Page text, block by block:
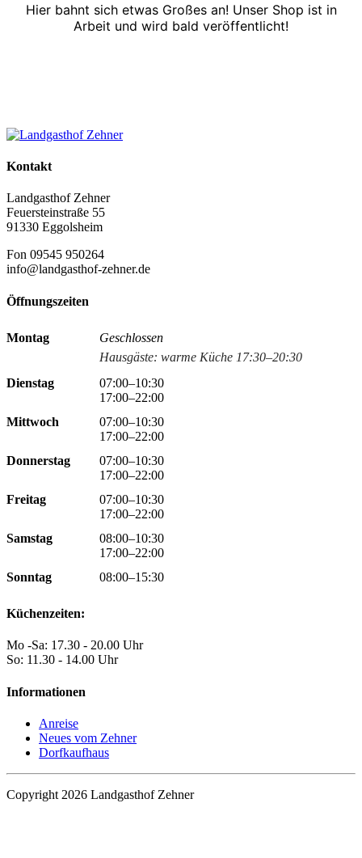
Hier bahnt sich etwas Großes an! Unser Shop ist in
Arbeit und wird bald veröffentlicht!
Kontakt
Landgasthof Zehner
Feuersteinstraße 55
91330 Eggolsheim
Fon 09545 950264
info@landgasthof-zehner.de
Öffnungszeiten
Montag
Geschlossen
Hausgäste: warme Küche 17:30–20:30
Dienstag
07:00–10:30
17:00–22:00
Mittwoch
07:00–10:30
17:00–22:00
Donnerstag
07:00–10:30
17:00–22:00
Freitag
07:00–10:30
17:00–22:00
Samstag
08:00–10:30
17:00–22:00
Sonntag
08:00–15:30
Küchenzeiten:
Mo -Sa: 17.30 - 20.00 Uhr
So: 11.30 - 14.00 Uhr
Informationen
Anreise
Neues vom Zehner
Dorfkaufhaus
Copyright 2026 Landgasthof Zehner